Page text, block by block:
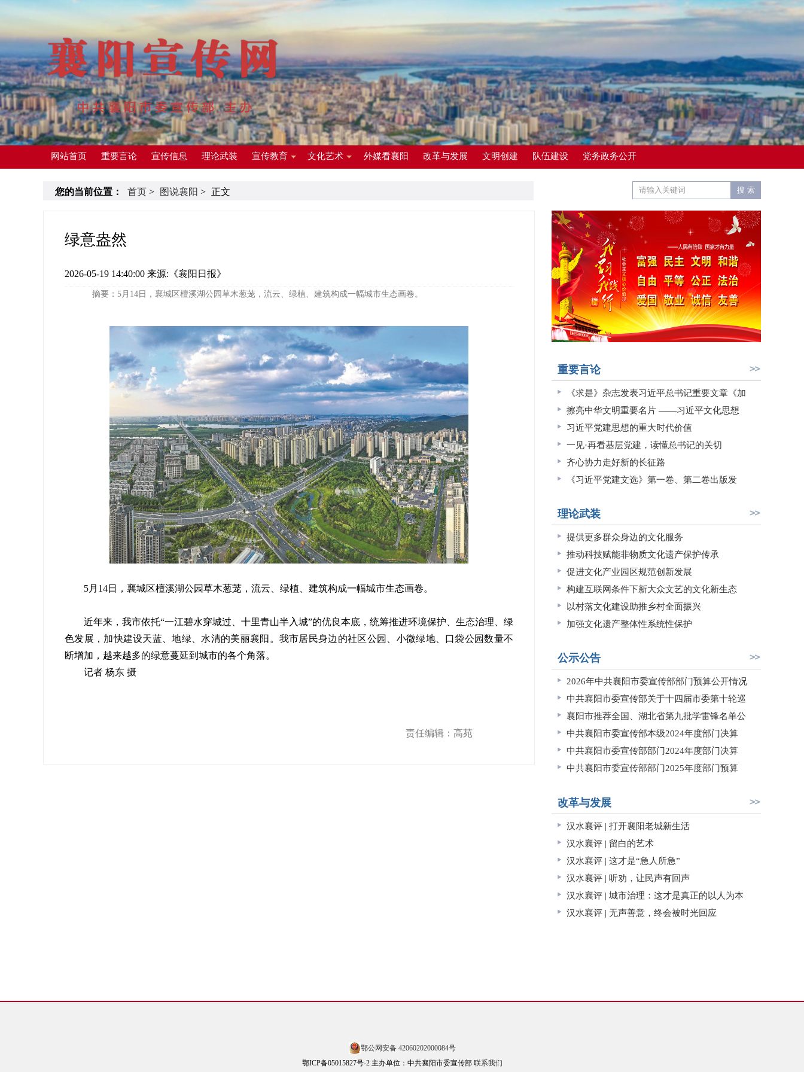
网站首页 重要言论 宣传信息 理论武装 宣传教育 文化艺术 外媒看襄阳 改革与发展 文明创建 队伍建设 党务政务公开
您的当前位置： 首页 > 图说襄阳 > 正文
绿意盎然
2026-05-19 14:40:00 来源:《襄阳日报》
摘要：5月14日，襄城区檀溪湖公园草木葱茏，流云、绿植、建筑构成一幅城市生态画卷。
5月14日，襄城区檀溪湖公园草木葱茏，流云、绿植、建筑构成一幅城市生态画卷。
近年来，我市依托“一江碧水穿城过、十里青山半入城”的优良本底，统筹推进环境保护、生态治理、绿
色发展，加快建设天蓝、地绿、水清的美丽襄阳。我市居民身边的社区公园、小微绿地、口袋公园数量不
断增加，越来越多的绿意蔓延到城市的各个角落。
记者 杨东 摄
责任编辑：高苑
重要言论
《求是》杂志发表习近平总书记重要文章《加
擦亮中华文明重要名片 ——习近平文化思想
习近平党建思想的重大时代价值
一见·再看基层党建，读懂总书记的关切
齐心协力走好新的长征路
《习近平党建文选》第一卷、第二卷出版发
理论武装
提供更多群众身边的文化服务
推动科技赋能非物质文化遗产保护传承
促进文化产业园区规范创新发展
构建互联网条件下新大众文艺的文化新生态
以村落文化建设助推乡村全面振兴
加强文化遗产整体性系统性保护
公示公告
2026年中共襄阳市委宣传部部门预算公开情况
中共襄阳市委宣传部关于十四届市委第十轮巡
襄阳市推荐全国、湖北省第九批学雷锋名单公
中共襄阳市委宣传部本级2024年度部门决算
中共襄阳市委宣传部部门2024年度部门决算
中共襄阳市委宣传部部门2025年度部门预算
改革与发展
汉水襄评 | 打开襄阳老城新生活
汉水襄评 | 留白的艺术
汉水襄评 | 这才是“急人所急”
汉水襄评 | 听劝，让民声有回声
汉水襄评 | 城市治理：这才是真正的以人为本
汉水襄评 | 无声善意，终会被时光回应
鄂公网安备 42060202000084号
鄂ICP备05015827号-2 主办单位：中共襄阳市委宣传部 联系我们